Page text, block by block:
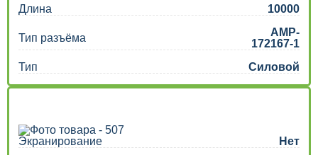
Длина
10000
Тип разъёма
AMP-
172167-1
Тип
Силовой
Экранирование
Нет